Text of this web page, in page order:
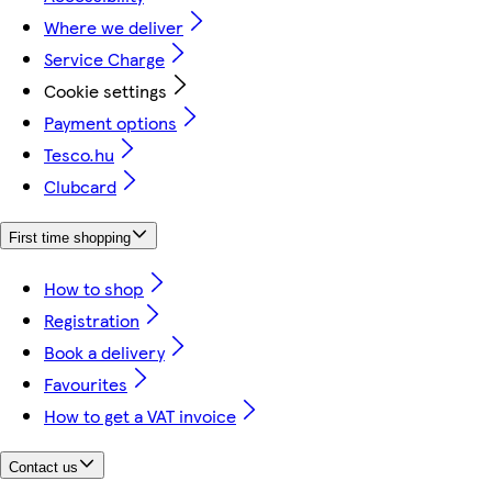
Where we deliver
Service Charge
Cookie settings
Payment options
Tesco.hu
Clubcard
First time shopping
How to shop
Registration
Book a delivery
Favourites
How to get a VAT invoice
Contact us